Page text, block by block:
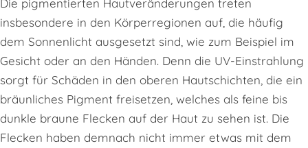
Die pigmentierten Hautveränderungen treten
insbesondere in den Körperregionen auf, die häufig
dem Sonnenlicht ausgesetzt sind, wie zum Beispiel im
Gesicht oder an den Händen. Denn die UV-Einstrahlung
sorgt für Schäden in den oberen Hautschichten, die ein
bräunliches Pigment freisetzen, welches als feine bis
dunkle braune Flecken auf der Haut zu sehen ist. Die
Flecken haben demnach nicht immer etwas mit dem